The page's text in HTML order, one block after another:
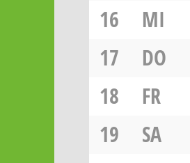
16
MI
17
DO
18
FR
19
SA